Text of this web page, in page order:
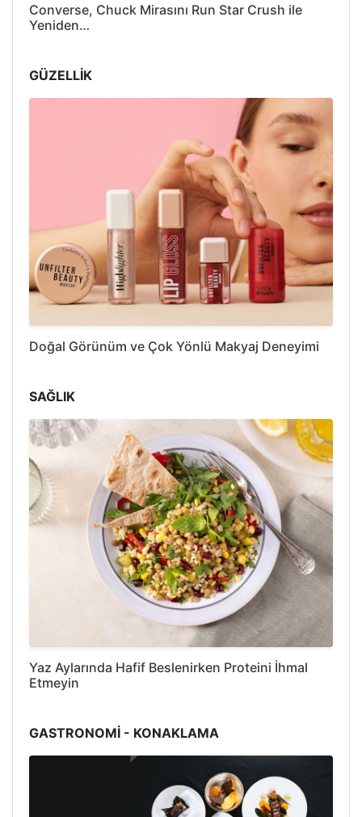
Converse, Chuck Mirasını Run Star Crush ile
Yeniden…
GÜZELLİK
Doğal Görünüm ve Çok Yönlü Makyaj Deneyimi
SAĞLIK
Yaz Aylarında Hafif Beslenirken Proteini İhmal
Etmeyin
GASTRONOMİ - KONAKLAMA